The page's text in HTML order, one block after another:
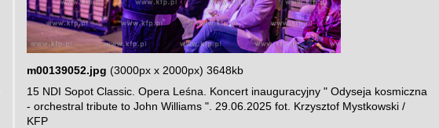
m00139052.jpg (3000px x 2000px) 3648kb
15 NDI Sopot Classic. Opera Leśna. Koncert inauguracyjny " Odyseja kosmiczna
- orchestral tribute to John Williams ". 29.06.2025 fot. Krzysztof Mystkowski /
KFP